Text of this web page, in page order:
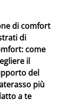
di comfort
di
come
il
del
più
a te